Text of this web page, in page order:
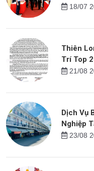
18/07
Thiên
Trí Top
21/08
Dịch Vụ
Nghiệp
23/08